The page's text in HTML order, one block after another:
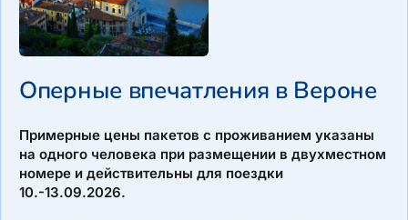
Оперные впечатления в Вероне
Примерные цены пакетов с проживанием указаны
на одного человека при размещении в двухместном
номере и действительны для поездки
10.-13.09.2026.